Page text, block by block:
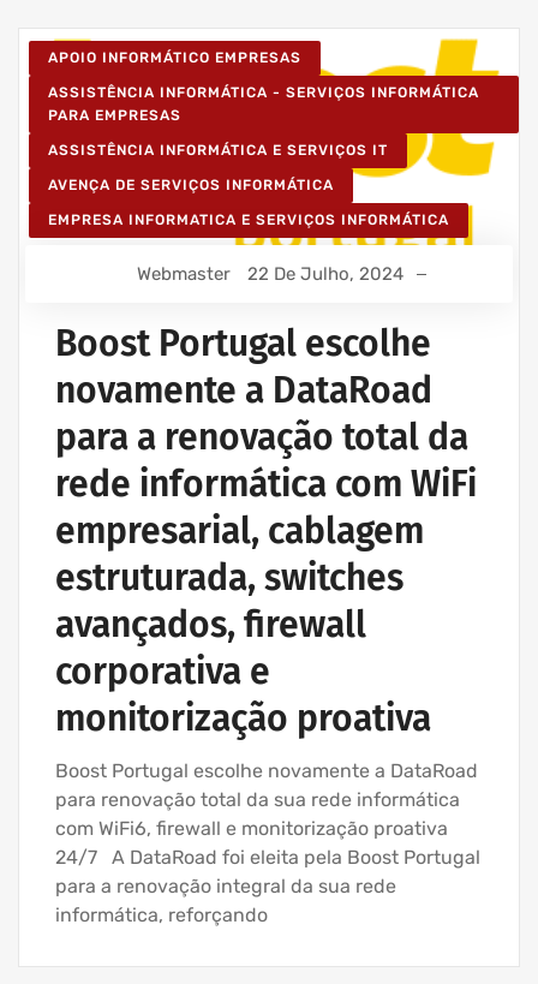
APOIO INFORMÁTICO EMPRESAS
ASSISTÊNCIA INFORMÁTICA - SERVIÇOS INFORMÁTICA
PARA EMPRESAS
ASSISTÊNCIA INFORMÁTICA E SERVIÇOS IT
AVENÇA DE SERVIÇOS INFORMÁTICA
EMPRESA INFORMATICA E SERVIÇOS INFORMÁTICA
Webmaster 22 De Julho, 2024
Boost Portugal escolhe
novamente a DataRoad
para a renovação total da
rede informática com WiFi
empresarial, cablagem
estruturada, switches
avançados, firewall
corporativa e
monitorização proativa
Boost Portugal escolhe novamente a DataRoad
para renovação total da sua rede informática
com WiFi6, firewall e monitorização proativa
24/7 A DataRoad foi eleita pela Boost Portugal
para a renovação integral da sua rede
informática, reforçando